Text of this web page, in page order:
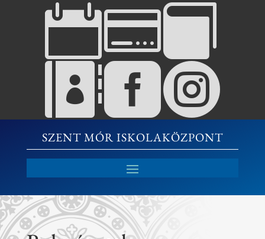


SZENT MÓR ISKOLAKÖZPONT